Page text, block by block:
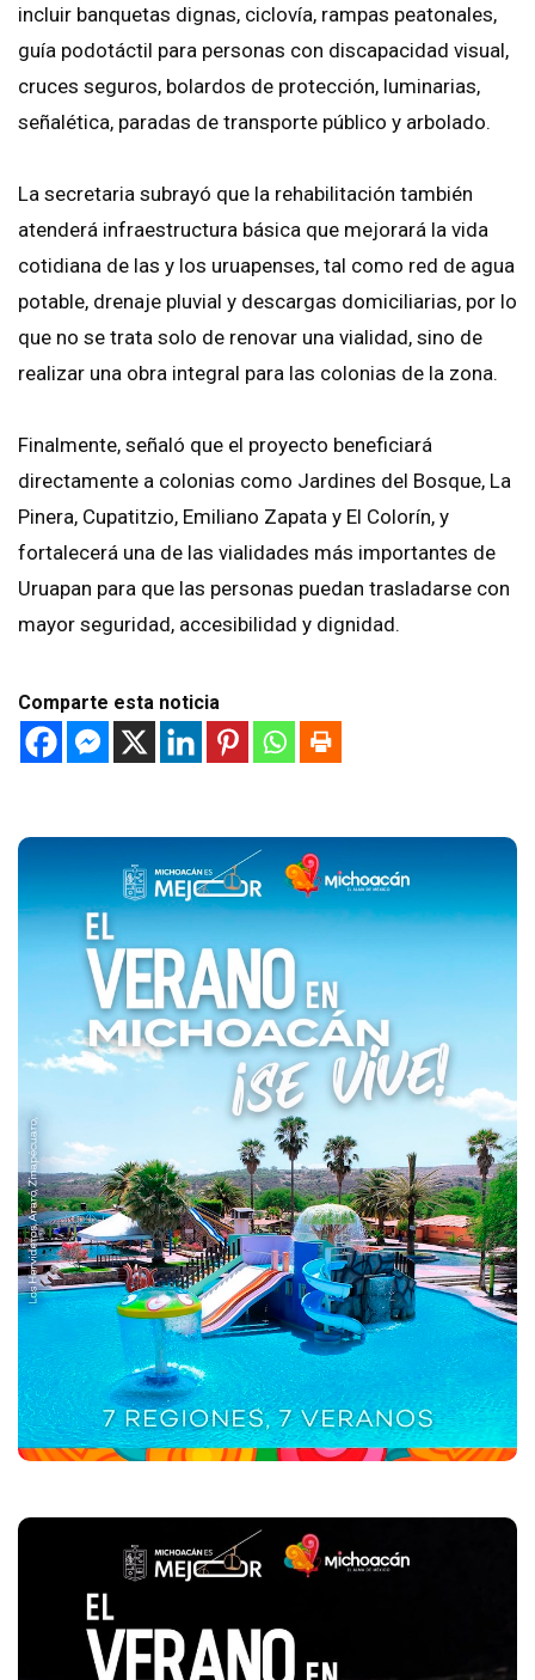
incluir banquetas dignas, ciclovía, rampas peatonales,
guía podotáctil para personas con discapacidad visual,
cruces seguros, bolardos de protección, luminarias,
señalética, paradas de transporte público y arbolado.
La secretaria subrayó que la rehabilitación también
atenderá infraestructura básica que mejorará la vida
cotidiana de las y los uruapenses, tal como red de agua
potable, drenaje pluvial y descargas domiciliarias, por lo
que no se trata solo de renovar una vialidad, sino de
realizar una obra integral para las colonias de la zona.
Finalmente, señaló que el proyecto beneficiará
directamente a colonias como Jardines del Bosque, La
Pinera, Cupatitzio, Emiliano Zapata y El Colorín, y
fortalecerá una de las vialidades más importantes de
Uruapan para que las personas puedan trasladarse con
mayor seguridad, accesibilidad y dignidad.
Comparte esta noticia